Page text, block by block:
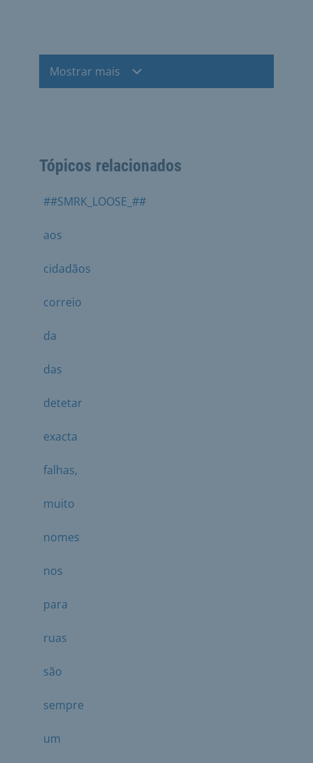
Mostrar mais
Tópicos relacionados
##SMRK_LOOSE_##
aos
cidadãos
correio
da
das
detetar
exacta
falhas,
muito
nomes
nos
para
ruas
são
sempre
um